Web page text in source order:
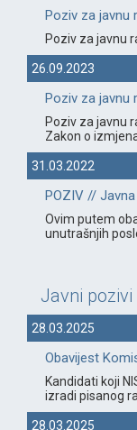
Poziv za javnu
Poziv za javnu
26.09.2023
Poziv za javnu
Poziv za javnu
Zakon o
31.03.2022
POZIV //
Ovim putem
unutrašnjih
Javni
28.03.2025
Obavijest
Kandidati koji
izradi pisanog
28.03.2025